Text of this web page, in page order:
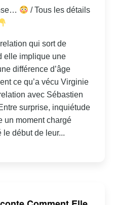
/ Tous les détails
qui sort de
elle implique une
différence d’âge
ce qu’a vécu Virginie
avec Sébastien
surprise, inquiétude
un moment chargé
le début de leur...